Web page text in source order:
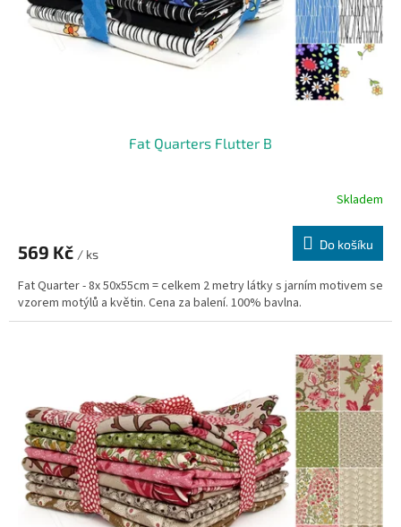
Fat Quarters Flutter B
Skladem
569 Kč / ks
Do košíku
Fat Quarter - 8x 50x55cm = celkem 2 metry látky s jarním motivem se
vzorem motýlů a květin. Cena za balení. 100% bavlna.